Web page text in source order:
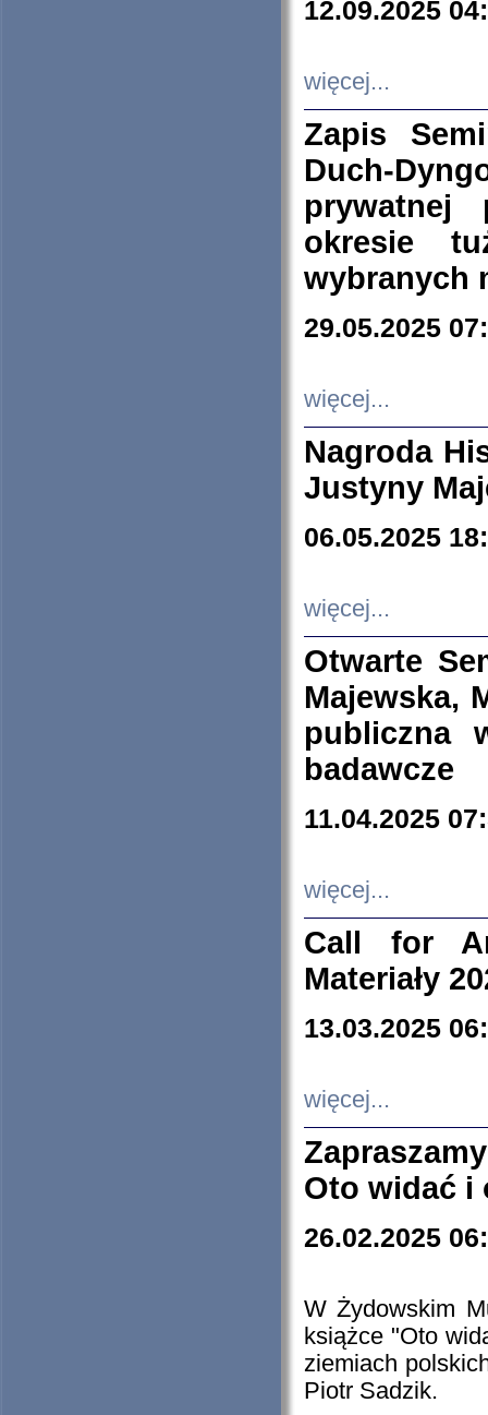
12.09.2025
więcej...
Zapis
Duch-
prywatnej
okresie
wybranych
29.05.2025
więcej...
Nagroda
Justyny
06.05.2025
więcej...
Otwarte
Majewska,
publiczna
badawcze
11.04.2025
więcej...
Call for
Materiały
13.03.2025
więcej...
Oto widać i
26.02.2025
W Żydowskim
książce "Oto
ziemiach
Piotr Sadzik.